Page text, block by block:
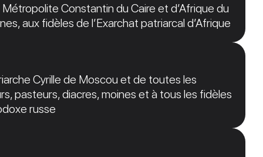
Constantin du Caire et d’Afrique du
aux fidèles de l’Exarchat patriarcal d’Afrique
Cyrille de Moscou et de toutes les
pasteurs, diacres, moines et à tous les fidèles
russe